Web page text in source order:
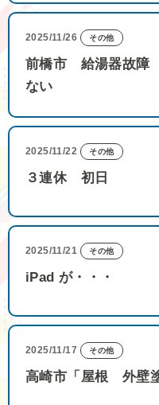
2025/11/26 その他
前橋市 給湯器故障
ない
2025/11/22 その他
３連休 初日
2025/11/21 その他
iPad が・・・
2025/11/17 その他
高崎市「屋根 外壁塗